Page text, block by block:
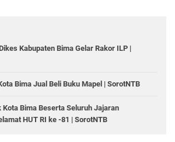
Kabupaten Bima Gelar Rakor ILP |
Bima Jual Beli Buku Mapel | SorotNTB
Bima Beserta Seluruh Jajaran
HUT RI ke -81 | SorotNTB